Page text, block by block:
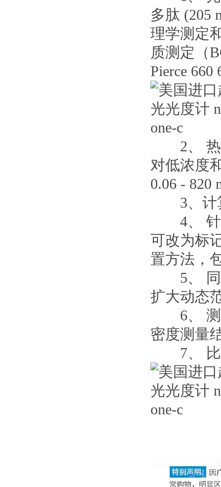
多肽 (205
理学测定
质测定（
Pierce
2、 热
对低浓度
0.06 - 820
3、计算
4、 针
可改为标
置方法，
5、 同
扩大动态
6、 测
密度测量
7、 比